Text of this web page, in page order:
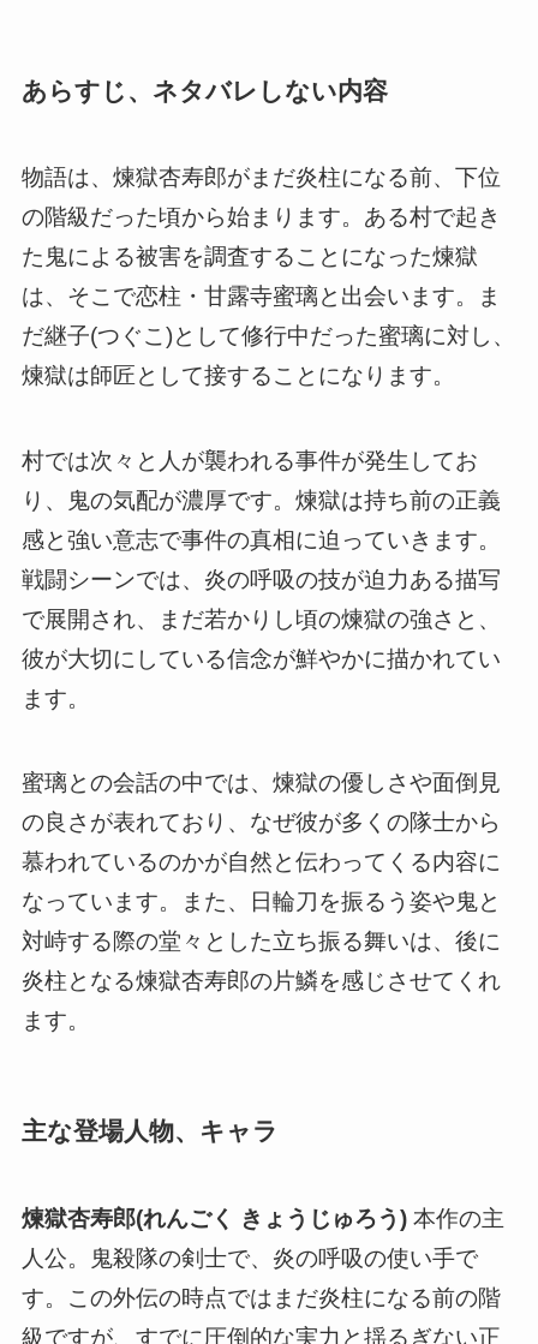
あらすじ、ネタバレしない内容
物語は、煉獄杏寿郎がまだ炎柱になる前、下位
の階級だった頃から始まります。ある村で起き
た鬼による被害を調査することになった煉獄
は、そこで恋柱・甘露寺蜜璃と出会います。ま
だ継子(つぐこ)として修行中だった蜜璃に対し、
煉獄は師匠として接することになります。
村では次々と人が襲われる事件が発生してお
り、鬼の気配が濃厚です。煉獄は持ち前の正義
感と強い意志で事件の真相に迫っていきます。
戦闘シーンでは、炎の呼吸の技が迫力ある描写
で展開され、まだ若かりし頃の煉獄の強さと、
彼が大切にしている信念が鮮やかに描かれてい
ます。
蜜璃との会話の中では、煉獄の優しさや面倒見
の良さが表れており、なぜ彼が多くの隊士から
慕われているのかが自然と伝わってくる内容に
なっています。また、日輪刀を振るう姿や鬼と
対峙する際の堂々とした立ち振る舞いは、後に
炎柱となる煉獄杏寿郎の片鱗を感じさせてくれ
ます。
主な登場人物、キャラ
煉獄杏寿郎(れんごく きょうじゅろう)本作の主
人公。鬼殺隊の剣士で、炎の呼吸の使い手で
す。この外伝の時点ではまだ炎柱になる前の階
級ですが、すでに圧倒的な実力と揺るぎない正